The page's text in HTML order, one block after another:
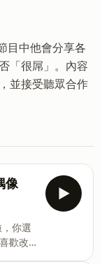
目中他會分享各
「很屌」。內容
並接受聽眾合作
像